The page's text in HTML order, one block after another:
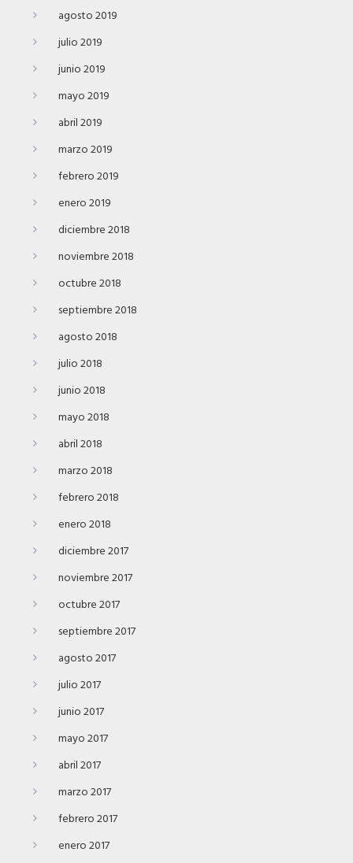
agosto 2019
julio 2019
junio 2019
mayo 2019
abril 2019
marzo 2019
febrero 2019
enero 2019
diciembre 2018
noviembre 2018
octubre 2018
septiembre 2018
agosto 2018
julio 2018
junio 2018
mayo 2018
abril 2018
marzo 2018
febrero 2018
enero 2018
diciembre 2017
noviembre 2017
octubre 2017
septiembre 2017
agosto 2017
julio 2017
junio 2017
mayo 2017
abril 2017
marzo 2017
febrero 2017
enero 2017